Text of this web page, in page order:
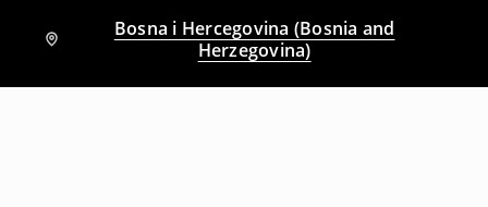
Bosna i Hercegovina (Bosnia and
Herzegovina)